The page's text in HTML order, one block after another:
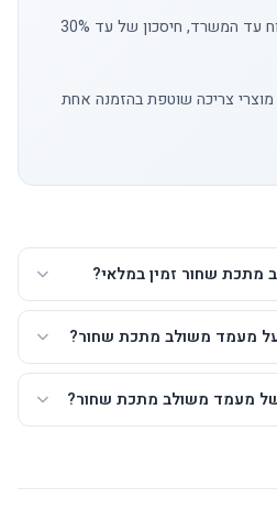
מלאי קבוע, משלוח עד המשרד, חיסכון של עד 30%
צריכה שוטפת בהזמנה אחת
שחור זמין במלאי?
מעמד משולב מתכת שחור?
של מעמד משולב מתכת שחור?